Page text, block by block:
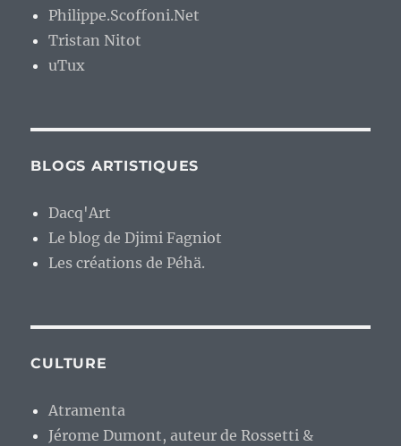
Philippe.Scoffoni.Net
Tristan Nitot
uTux
BLOGS ARTISTIQUES
Dacq'Art
Le blog de Djimi Fagniot
Les créations de Péhä.
CULTURE
Atramenta
Jérome Dumont, auteur de Rossetti &